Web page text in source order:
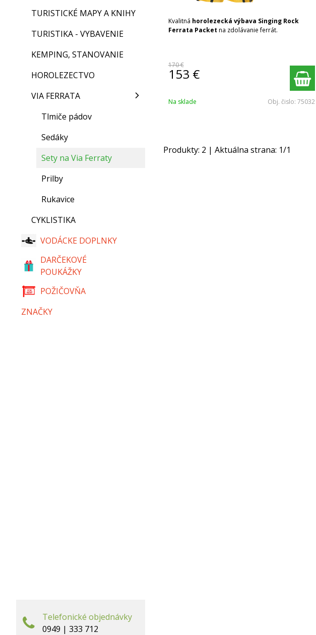
Kvalitná horolezecká výbava Singing Rock
Ferrata Packet na zdolávanie ferrát.
170 €
153 €
Na sklade Obj. čislo:75032
Produkty: 2 | Aktuálna strana: 1/1
TURISTICKÉ MAPY A KNIHY
TURISTIKA - VYBAVENIE
KEMPING, STANOVANIE
HOROLEZECTVO
VIA FERRATA
Tlmiče pádov
Sedáky
Sety na Via Ferraty
Prilby
Rukavice
CYKLISTIKA
VODÁCKE DOPLNKY
DARČEKOVÉ
POUKÁŽKY
POŽIČOVŇA
ZNAČKY
Telefonické objednávky
0949 | 333 712